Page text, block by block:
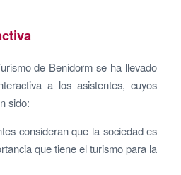
de Benidorm se ha llevado
a los asistentes, cuyos
sido:
consideran que la sociedad es
que tiene el turismo para la